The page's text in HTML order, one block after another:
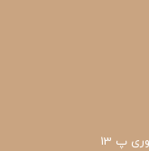
پ 13